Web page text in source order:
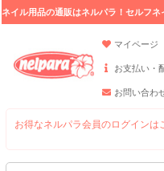
ネイル用品の通販はネルパラ！セルフ
マイページ
お支払い・
お問い合わ
お得なネルパラ会員のログイン